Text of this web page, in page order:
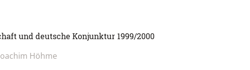
und deutsche Konjunktur 1999/2000
Höhme